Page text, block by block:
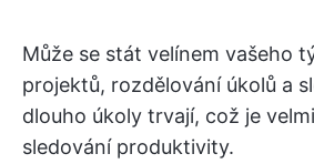
Může se stát velínem vašeho
projektů, rozdělování úkolů a
dlouho úkoly trvají, což je
sledování produktivity.